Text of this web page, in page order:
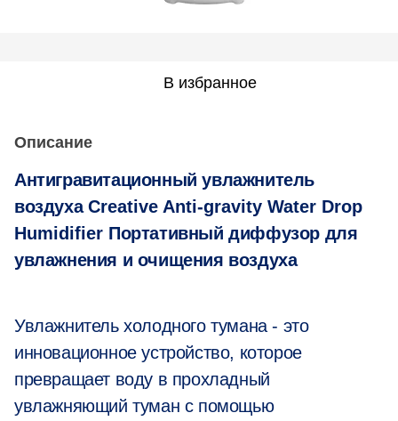
В избранное
Описание
Антигравитационный увлажнитель
воздухаCreative Anti-gravity Water Drop
Humidifier Портативный диффузор для
увлажнения и очищения воздуха
Увлажнитель холодного тумана - это
инновационное устройство, которое
превращает воду в прохладный
увлажняющий туман с помощью